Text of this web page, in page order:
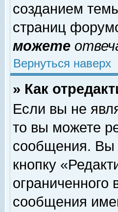
созданием
страниц
можете
Вернуться наверх
» Как
Если вы не
то вы можете
сообщения. Вы
кнопку
сообщения